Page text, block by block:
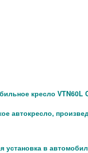
кресло VTN60L
автокресло,
установка в